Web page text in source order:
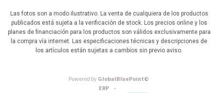
Las fotos son a modo ilustrativo. La venta de cualquiera de los productos
publicados está sujeta a la verificación de stock. Los precios online y los
planes de financiación para los productos son válidos exclusivamente para
la compra vía internet. Las especificaciones técnicas y descripciones de
los artículos están sujetas a cambios sin previo aviso.
Powered byGlobalBluePoint©
ERP -